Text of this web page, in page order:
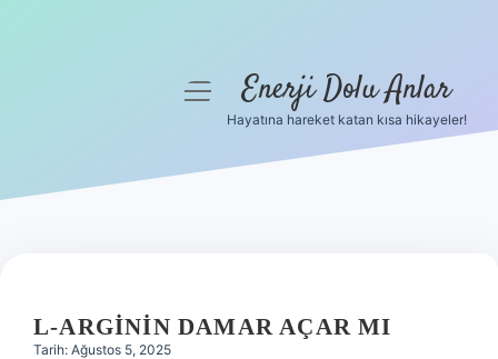
Hakkımızda
menüyüEnerji Dolu Anlar
Hayatına hareket katan kısa hikayeler!
L-ARGININ DAMAR AÇAR MI
Tarih: Ağustos 5, 2025